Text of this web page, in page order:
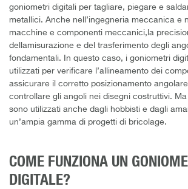
goniometri digitali per tagliare, piegare e
metallici. Anche nell’ingegneria meccanica e
macchine e componenti meccanici,la
dellamisurazione e del trasferimento degli
fondamentali. In questo caso, i goniometri
utilizzati per verificare l’allineamento dei
assicurare il corretto posizionamento
controllare gli angoli nei disegni costruttivi.
sono utilizzati anche dagli hobbisti e dagli
un’ampia gamma di progetti di bricolage.
COME FUNZIONA UN
DIGITALE?